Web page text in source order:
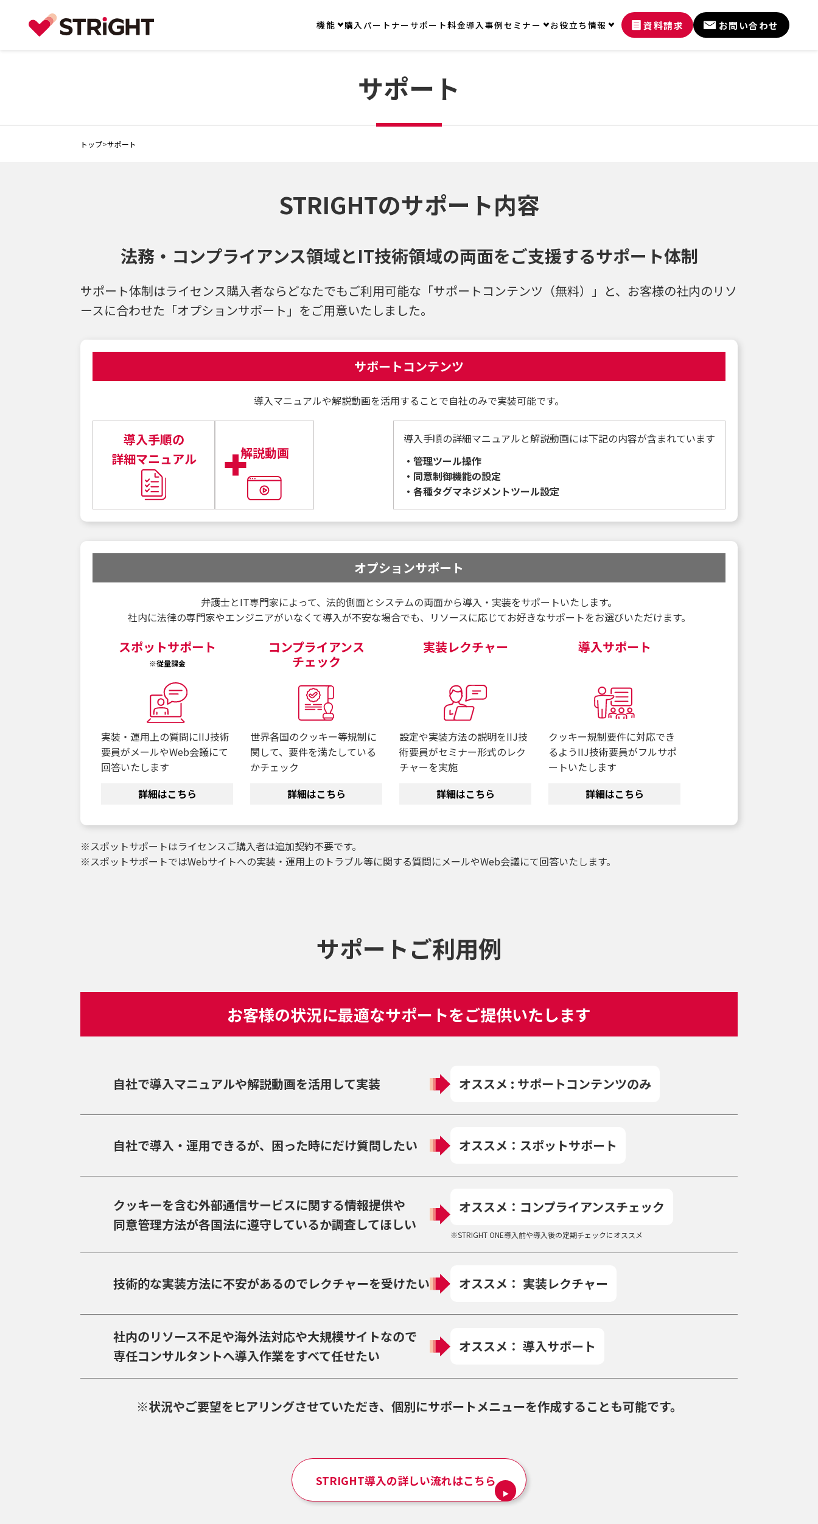
機能 購入パートナーサポート料金導入事例セミナー お役立ち情報 資料請求 お問い合わせ
サポート
トップ>サポート
STRIGHTのサポート内容
法務・コンプライアンス領域とIT技術領域の両面をご支援するサポート体制
サポート体制はライセンス購入者ならどなたでもご利用可能な「サポートコンテンツ（無料）」と、お客様の社内のリソ
ースに合わせた「オプションサポート」をご用意いたしました。
サポートコンテンツ
導入マニュアルや解説動画を活用することで自社のみで実装可能です。
導入手順の
詳細マニュアル
解説動画
導入手順の詳細マニュアルと解説動画には下記の内容が含まれています
・管理ツール操作
・同意制御機能の設定
・各種タグマネジメントツール設定
オプションサポート
弁護士とIT専門家によって、法的側面とシステムの両面から導入・実装をサポートいたします。
社内に法律の専門家やエンジニアがいなくて導入が不安な場合でも、リソースに応じてお好きなサポートをお選びいただけます。
スポットサポート
※従量課金
実装・運用上の質問にIIJ技術
要員がメールやWeb会議にて
回答いたします
詳細はこちら
コンプライアンス
チェック
世界各国のクッキー等規制に
関して、要件を満たしている
かチェック
詳細はこちら
実装レクチャー
設定や実装方法の説明をIIJ技
術要員がセミナー形式のレク
チャーを実施
詳細はこちら
導入サポート
クッキー規制要件に対応でき
るようIIJ技術要員がフルサポ
ートいたします
詳細はこちら
※スポットサポートはライセンスご購入者は追加契約不要です。
※スポットサポートではWebサイトへの実装・運用上のトラブル等に関する質問にメールやWeb会議にて回答いたします。
サポートご利用例
お客様の状況に最適なサポートをご提供いたします
自社で導入マニュアルや解説動画を活用して実装 オススメ : サポートコンテンツのみ
自社で導入・運用できるが、困った時にだけ質問したい オススメ：スポットサポート
クッキーを含む外部通信サービスに関する情報提供や
同意管理方法が各国法に遵守しているか調査してほしい
オススメ：コンプライアンスチェック
※STRIGHT ONE導入前や導入後の定期チェックにオススメ
技術的な実装方法に不安があるのでレクチャーを受けたい オススメ： 実装レクチャー
社内のリソース不足や海外法対応や大規模サイトなので
専任コンサルタントへ導入作業をすべて任せたい
オススメ： 導入サポート
※状況やご要望をヒアリングさせていただき、個別にサポートメニューを作成することも可能です。
STRIGHT導入の詳しい流れはこちら